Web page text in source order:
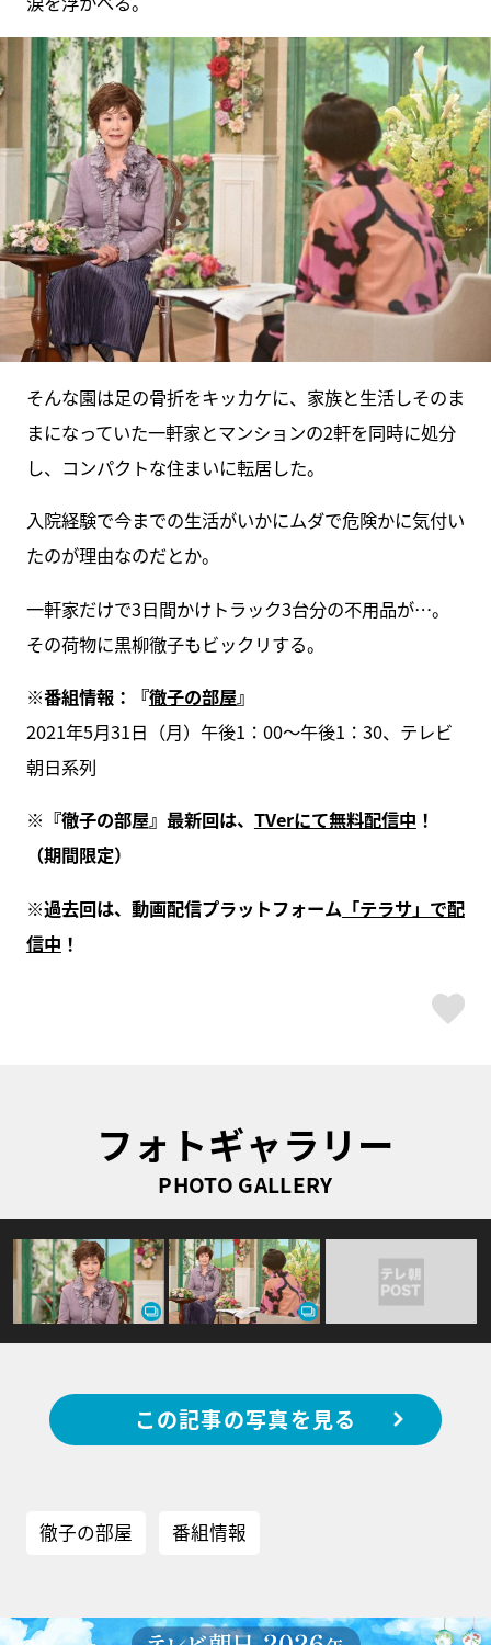
そんな園は足の骨折をキッカケに、家族と生活しそのま
まになっていた一軒家とマンションの2軒を同時に処分
し、コンパクトな住まいに転居した。
入院経験で今までの生活がいかにムダで危険かに気付い
たのが理由なのだとか。
一軒家だけで3日間かけトラック3台分の不用品が…。
その荷物に黒柳徹子もビックリする。
※番組情報：『徹子の部屋』
2021年5月31日（月）午後1：00～午後1：30、テレビ
朝日系列
※『徹子の部屋』最新回は、 TVerにて無料配信中 ！
（期間限定）
※過去回は、動画配信プラットフォーム 「テラサ」で配
信中 ！
フォトギャラリー
PHOTO GALLERY
この記事の写真を見る
徹子の部屋 番組情報